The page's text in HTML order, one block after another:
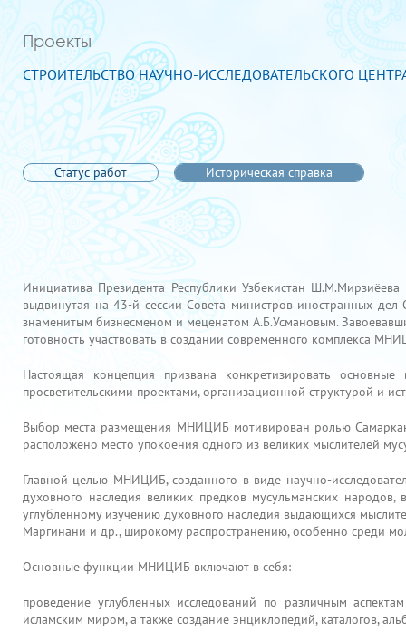
Проекты
СТРОИТЕЛЬСТВО НАУЧНО-ИССЛЕДОВАТЕЛЬСКОГО
Статус работ Историческая справка
Инициатива Президента Республики Узбекистан
выдвинутая на 43-й сессии Совета министров иностранных
знаменитым бизнесменом и меценатом А.Б.Усмановым.
готовность участвовать в создании современного комплекса
Настоящая концепция призвана конкретизировать
просветительскими проектами, организационной структурой и
Выбор места размещения МНИЦИБ мотивирован ролью
расположено место упокоения одного из великих мыслителей
Главной целью МНИЦИБ, созданного в виде научно-
духовного наследия великих предков мусульманских
углубленному изучению духовного наследия выдающихся
Маргинани и др., широкому распространению, особенно среди
Основные функции МНИЦИБ включают в себя:
проведение углубленных исследований по различным
исламским миром, а также создание энциклопедий, каталогов,